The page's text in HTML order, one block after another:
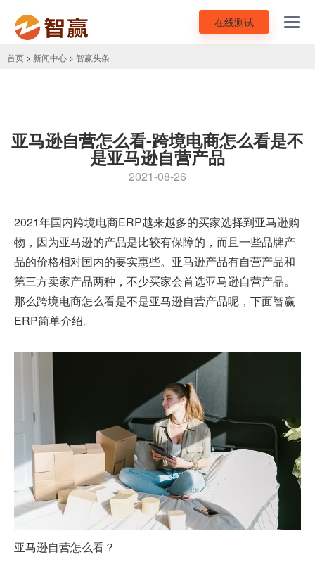
在线测试
首页 > 新闻中心 > 智赢头条
亚马逊自营怎么看-跨境电商怎么看是不
是亚马逊自营产品
2021-08-26
2021年国内跨境电商ERP越来越多的买家选择到亚马逊购
物，因为亚马逊的产品是比较有保障的，而且一些品牌产
品的价格相对国内的要实惠些。亚马逊产品有自营产品和
第三方卖家产品两种，不少买家会首选亚马逊自营产品。
那么跨境电商怎么看是不是亚马逊自营产品呢，下面智赢
ERP简单介绍。
亚马逊自营怎么看？